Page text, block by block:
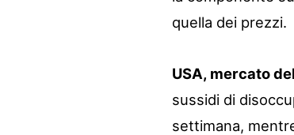
quella dei prezzi.
USA, mercato
sussidi di
settimana,